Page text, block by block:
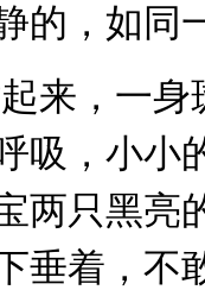
的，如同
来，一身
吸，小小
两只黑亮
垂着，不